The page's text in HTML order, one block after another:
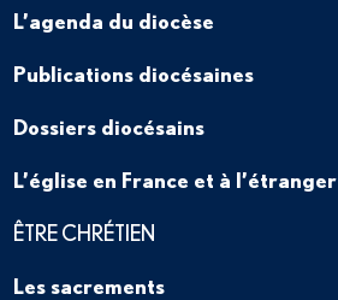
L’agenda du diocèse
Publications diocésaines
Dossiers diocésains
L’église en France et à l’étranger
ÊTRE CHRÉTIEN
Les sacrements